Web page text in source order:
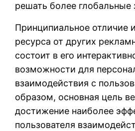
решать более глобальные
Принципиальное отличие
ресурса от других
состоит в его
возможности для
взаимодействия с
образом, основная цель
достижение наиболее
пользователя